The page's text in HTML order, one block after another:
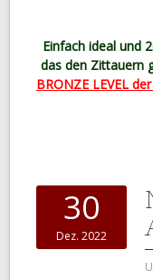
Einfach ideal und
das den Zittauern
BRONZE LEVEL
30
Dez. 2022